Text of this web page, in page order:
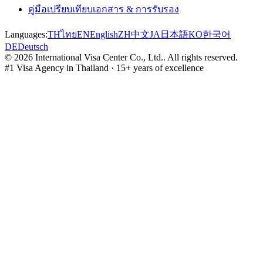
คู่มือเปรียบเทียบเอกสาร & การรับรอง
Languages:THไทยENEnglishZH中文JA 日本語KO한국어
DEDeutsch
© 2026 International Visa Center Co., Ltd.. All rights reserved.
#1 Visa Agency in Thailand · 15+ years of excellence